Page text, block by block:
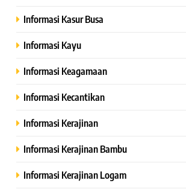
Informasi Kasur Busa
Informasi Kayu
Informasi Keagamaan
Informasi Kecantikan
Informasi Kerajinan
Informasi Kerajinan Bambu
Informasi Kerajinan Logam